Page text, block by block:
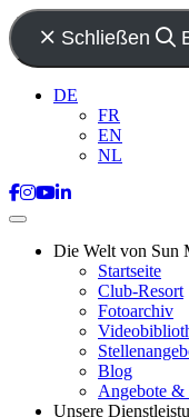
Schließen
DE
FR
EN
NL
Die Welt von Sun
Startseite
Club-Resort
Fotoarchiv
Blog
Angebote &
Unsere